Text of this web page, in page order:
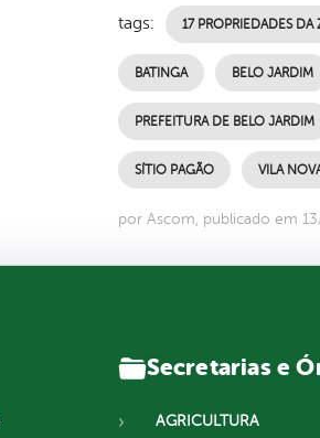
tags: 17 PROPRIEDADES DA
BATINGA BELO JARDIM
PREFEITURA DE BELO JARDIM
SÍTIO PAGÃO VILA
por Ascom, publicado em
Secretarias e
AGRICULTURA